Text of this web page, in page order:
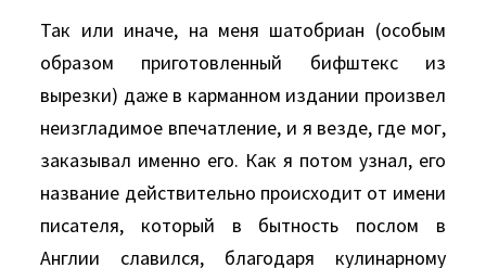
Так или иначе, на меня шатобриан (особым
образом приготовленный бифштекс из
вырезки) даже в карманном издании произвел
неизгладимое впечатление, и я везде, где мог,
заказывал именно его. Как я потом узнал, его
название действительно происходит от имени
писателя, который в бытность послом в
Англии славился, благодаря кулинарному